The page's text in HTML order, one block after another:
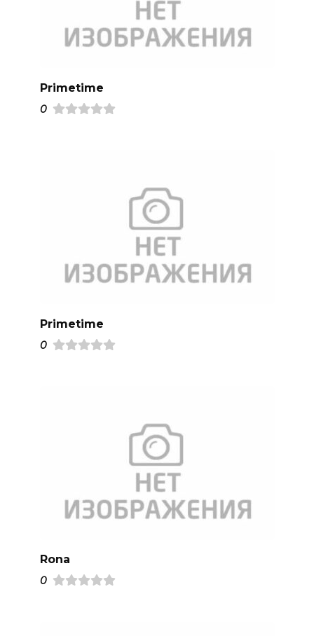
Primetime
0
Primetime
0
Rona
0